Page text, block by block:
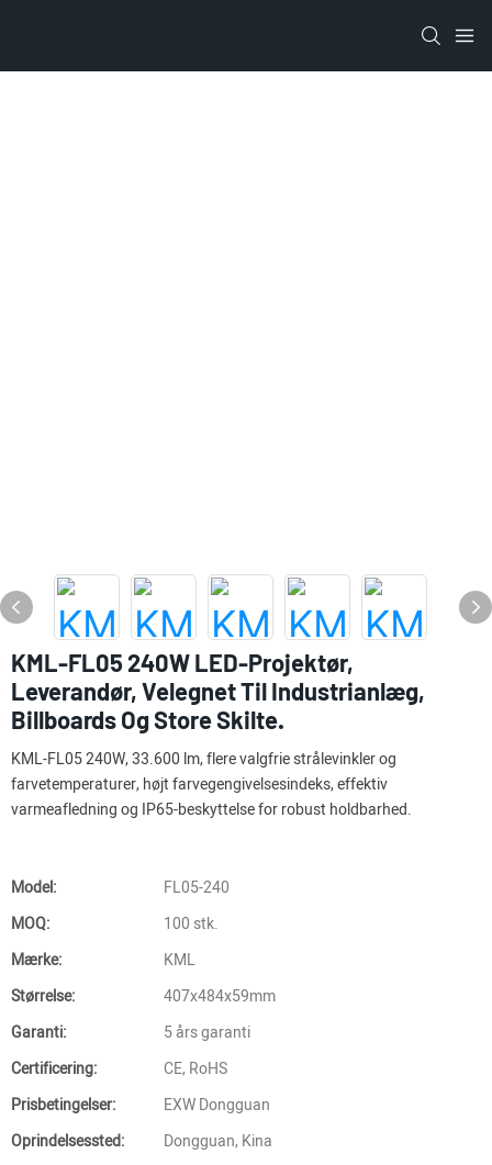
KML-FL05 240W LED-Projektør,
Leverandør, Velegnet Til Industrianlæg,
Billboards Og Store Skilte.
KML-FL05 240W, 33.600 lm, flere valgfrie strålevinkler og
farvetemperaturer, højt farvegengivelsesindeks, effektiv
varmeafledning og IP65-beskyttelse for robust holdbarhed.
Model:
FL05-240
MOQ:
100 stk.
Mærke:
KML
Størrelse:
407x484x59mm
Garanti:
5 års garanti
Certificering:
CE, RoHS
Prisbetingelser:
EXW Dongguan
Oprindelsessted:
Dongguan, Kina